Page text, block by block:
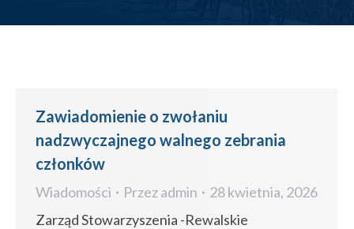
w
w
Zawiadomienie o zwołaniu
nadzwyczajnego walnego zebrania
członków
Wiadomości Przezadmin
28 kwietnia, 2026
Zarząd Stowarzyszenia -Rewalskie